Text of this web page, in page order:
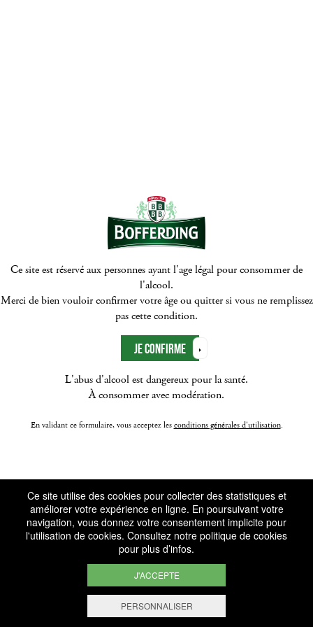
Ce site est réservé aux personnes ayant l'age légal pour consommer de
l'alcool.
Merci de bien vouloir confirmer votre âge ou quitter si vous ne remplissez
pas cette condition.
L'abus d'alcool est dangereux pour la santé.
À consommer avec modération.
En validant ce formulaire, vous acceptez les conditions générales d'utilisation.
Ce site utilise des cookies pour collecter des statistiques et
améliorer votre expérience en ligne. En poursuivant votre
navigation, vous donnez votre consentement implicite pour
l'utilisation de cookies. Consultez notre politique de cookies
pour plus d’infos.
J'ACCEPTE
PERSONNALISER